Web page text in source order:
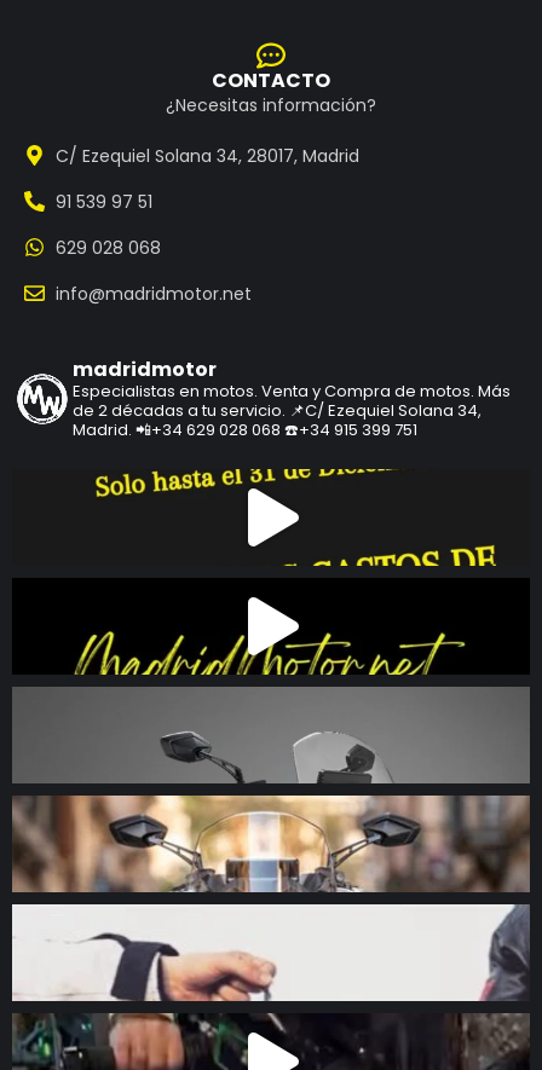
CONTACTO
¿Necesitas información?
C/ Ezequiel Solana 34, 28017, Madrid
91 539 97 51
629 028 068
info@madridmotor.net
madridmotor
Especialistas en motos. Venta y Compra de motos. Más
de 2 décadas a tu servicio. 📌C/ Ezequiel Solana 34,
Madrid. 📲+34 629 028 068 ☎️+34 915 399 751